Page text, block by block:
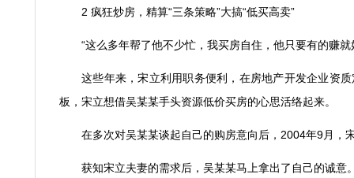
2 疯狂炒房，精算“三条策略”大搞“低买高卖”
“这么多年帮了他不少忙，我买房自住，他只要有的赚
这些年来，宋立利用职务便利，在房地产开发企业资
板，宋立想借吴某某手头资源低价买房的心思活络起来。
在多次对吴某某谈起自己的购房意向后， 2004年9月，
获知宋立夫妻的需求后，吴某某马上拿出了自己的诚